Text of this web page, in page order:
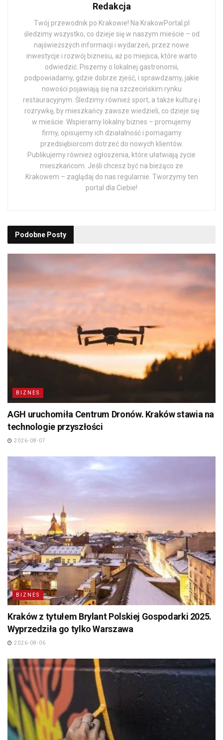
Redakcja
Twój przewodnik po Krakowie! Na KrakowPortal.pl
śledzimy wszystko, co dzieje się w naszym mieście – od
najświeższych informacji i wydarzeń, przez nowe
inwestycje i rozwój biznesu, aż po miejsca, które warto
odwiedzić. Piszemy o lokalnej gastronomii,
podpowiadamy, gdzie dobrze zjeść, i sprawdzamy, jakie
nowości pojawiają się na szczecińskim rynku
restauracyjnym. Śledzimy również sport, a także kulturę i
rozrywkę, by mieszkańcy zawsze wiedzieli, co dzieje się
w mieście. Wspieramy lokalny biznes – promujemy
firmy, opisujemy ich działalność i pomagamy
przedsiębiorcom dotrzeć do nowych klientów.
Publikujemy również ogłoszenia, które ułatwiają życie
mieszkańcom. Jeśli chcesz być na bieżąco ze
Krakowem – zaglądaj do nas regularnie. Tworzymy ten
portal dla Ciebie!
Podobne Posty
BIZNES
AGH uruchomiła Centrum Dronów. Kraków stawia na
technologie przyszłości
2026-08-07
BIZNES
Kraków z tytułem Brylant Polskiej Gospodarki 2025.
Wyprzedziła go tylko Warszawa
2026-08-06